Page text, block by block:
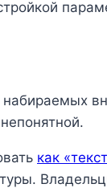
как